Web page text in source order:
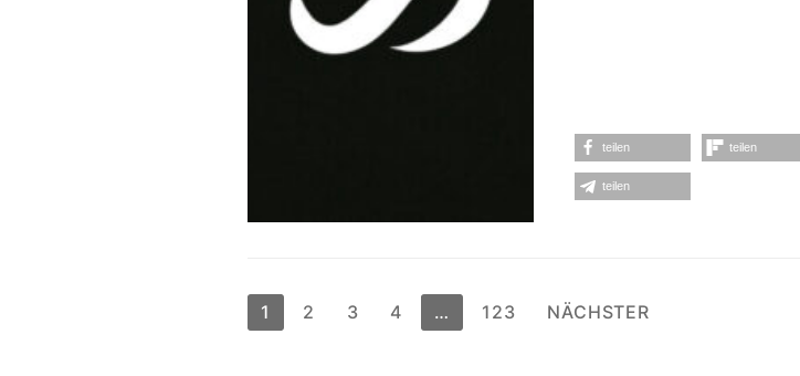
teilen teilen
teilen
Seitennummerierung
1 2 3 4 … 123 NÄCHSTER